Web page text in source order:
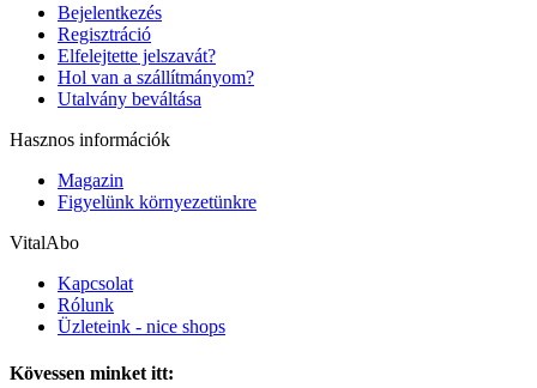
Bejelentkezés
Regisztráció
Elfelejtette jelszavát?
Hol van a szállítmányom?
Utalvány beváltása
Hasznos információk
Magazin
Figyelünk környezetünkre
VitalAbo
Kapcsolat
Rólunk
Üzleteink - nice shops
Kövessen minket itt: